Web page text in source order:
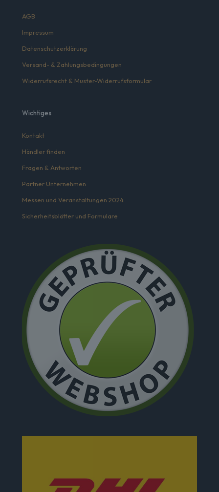
AGB
Impressum
Datenschutzerklärung
Versand- & Zahlungsbedingungen
Widerrufsrecht & Muster-Widerrufsformular
Wichtiges
Kontakt
Händler finden
Fragen & Antworten
Partner Unternehmen
Messen und Veranstaltungen 2024
Sicherheitsblätter und Formulare